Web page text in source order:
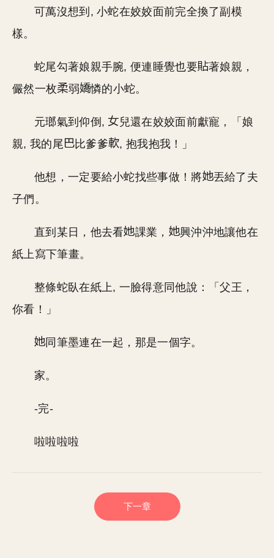
可萬沒想到, 小蛇在姣姣面前完全換了副模
樣。
蛇尾勾著娘親手腕, 便連睡覺也要
著娘親，
儼然一枚
弱 憐的小蛇。
元瑯氣到仰倒,
兒還在姣姣面前獻寵，「娘
親, 我的尾
比爹爹 , 抱我抱我！」
他想，一定要給小蛇找些事做！將
丟給了夫
子們。
直到某日，他去看 課業，
興沖沖地讓他在
紙上寫下筆畫。
整條蛇臥在紙上, 一臉得意同他說：「父王，
你看！」
同筆墨連在一起，那是一個字。
家。
-完-
啦啦啦啦
下一章